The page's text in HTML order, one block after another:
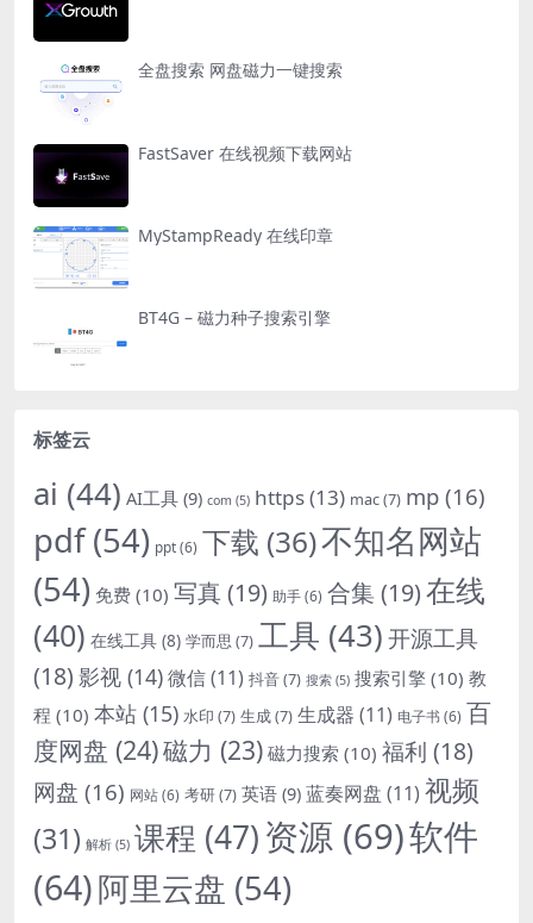
全盘搜索 网盘磁力一键搜索
FastSaver 在线视频下载网站
MyStampReady 在线印章
BT4G – 磁力种子搜索引擎
标签云
ai (44) AI工具 (9) com (5) https(13) mac(7) mp (16)
pdf(54) ppt(6) 下载 (36)不知名网站
(54) 免费 (10) 写真 (19) 助手(6) 合集 (19)在线
(40) 在线工具 (8) 学而思 (7) 工具 (43)开源工具
(18) 影视 (14)微信(11) 抖音(7) 搜索 (5) 搜索引擎 (10) 教
程 (10) 本站 (15) 水印 (7) 生成(7) 生成器 (11) 电子书(6) 百
度网盘 (24)磁力 (23) 磁力搜索 (10) 福利 (18)
网盘 (16) 网站(6) 考研(7) 英语 (9) 蓝奏网盘 (11) 视频
(31) 解析 (5) 课程 (47)资源 (69)软件
(64)阿里云盘 (54)